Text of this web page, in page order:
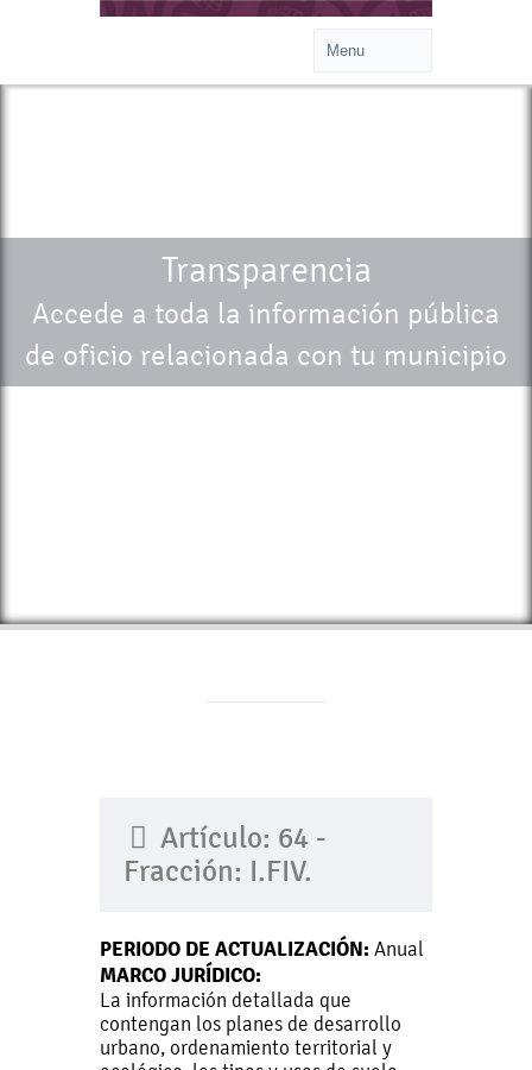
Transparencia
Accede a toda la información pública
de oficio relacionada con tu municipio
Artículo: 64 -
Fracción: I.FIV.
PERIODO DE ACTUALIZACIÓN: Anual
MARCO JURÍDICO:
La información detallada que
contengan los planes de desarrollo
urbano, ordenamiento territorial y